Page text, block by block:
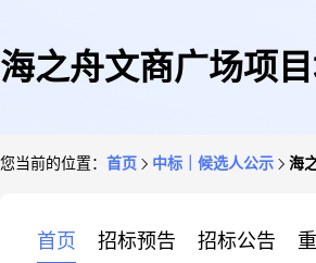
海之舟文商广场项
您当前的位置： 首页 中标｜候选人公示 海
首页 招标预告 招标公告